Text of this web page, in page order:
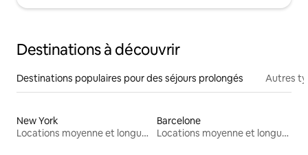
Destinations à découvrir
Destinations populaires pour des séjours prolongés Autres
New York
Locations moyenne et longue durée
Barcelone
Locations moyenne et longue durée